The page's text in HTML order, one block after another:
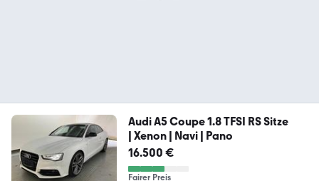
Audi A5 Coupe 1.8 TFSI RS Sitze
| Xenon | Navi | Pano
16.500 €
Fairer Preis